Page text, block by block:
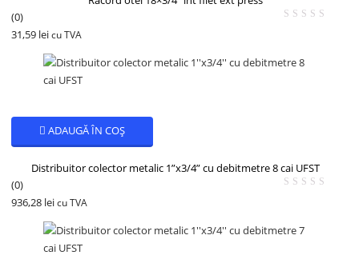
(0)
31,59 lei cu TVA
ADAUGĂ ÎN COȘ
Distribuitor colector metalic 1”x3/4” cu debitmetre 8 cai UFST
(0)
936,28 lei cu TVA